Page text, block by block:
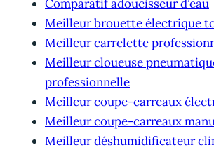
Comparatif adoucisseur d’eau
Meilleur brouette électrique
Meilleur carrelette
Meilleur cloueuse
professionnelle
Meilleur coupe-carreaux
Meilleur coupe-carreaux
Meilleur déshumidificateur